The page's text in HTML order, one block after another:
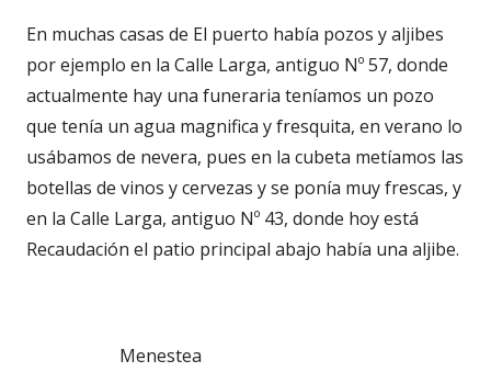
En muchas casas de El puerto había pozos y aljibes
por ejemplo en la Calle Larga, antiguo Nº 57, donde
actualmente hay una funeraria teníamos un pozo
que tenía un agua magnifica y fresquita, en verano lo
usábamos de nevera, pues en la cubeta metíamos las
botellas de vinos y cervezas y se ponía muy frescas, y
en la Calle Larga, antiguo Nº 43, donde hoy está
Recaudación el patio principal abajo había una aljibe.
Menestea